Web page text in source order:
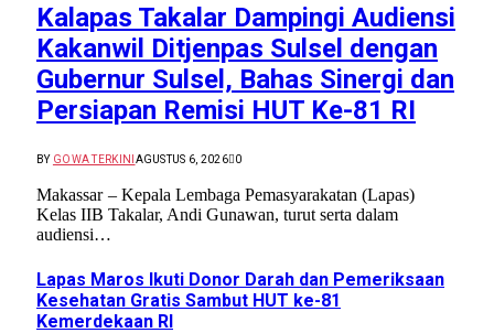
Kalapas Takalar Dampingi Audiensi
Kakanwil Ditjenpas Sulsel dengan
Gubernur Sulsel, Bahas Sinergi dan
Persiapan Remisi HUT Ke-81 RI
BY GOWA TERKINI AGUSTUS 6, 2026 0
Makassar – Kepala Lembaga Pemasyarakatan (Lapas)
Kelas IIB Takalar, Andi Gunawan, turut serta dalam
audiensi…
Lapas Maros Ikuti Donor Darah dan Pemeriksaan
Kesehatan Gratis Sambut HUT ke-81
Kemerdekaan RI